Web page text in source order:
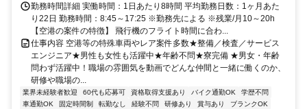
勤務時間詳細 実働時間：1日あたり8時間 平均勤務日数：1ヶ月あた
り22日 勤務時間：8:45～17:25 ※勤務先による ※残業/月10～20h
【空港の案件の特徴】 飛行機のフライト時間に合わ...
仕事内容 空港等の特殊車両やレア案件多数★整備／検査／サービス
エンジニア★男性も女性も活躍中★年齢不問★寮完備 ★男女・年齢
問わず活躍中！職場の雰囲気を動画でどんな仲間と一緒に働くのか、
研修や職場の...
業界未経験者歓迎 60代も応募可 資格取得支援あり バイク通勤OK
学歴不問
車通勤OK
固定時間制 転勤なし 経験不問 研修あり 賞与あり
ブランクOK